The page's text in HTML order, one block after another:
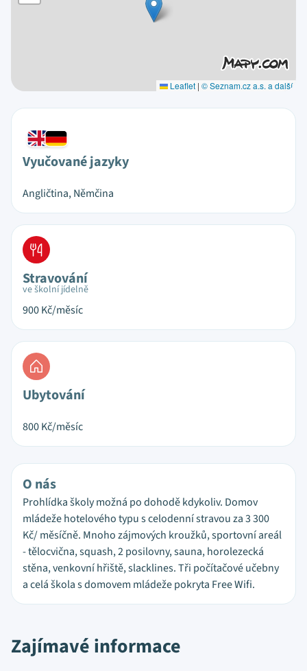
Leaflet | © Seznam.cz a.s. a další
Vyučované jazyky
Angličtina, Němčina
Stravování
ve školní jídelně
900Kč/měsíc
Ubytování
800Kč/měsíc
O nás
Prohlídka školy možná po dohodě kdykoliv. Domov
mládeže hotelového typu s celodenní stravou za 3 300
Kč/ měsíčně. Mnoho zájmových kroužků, sportovní areál
- tělocvična, squash, 2 posilovny, sauna, horolezecká
stěna, venkovní hřiště, slacklines. Tři počítačové učebny
a celá škola s domovem mládeže pokryta Free Wifi.
Zajímavé informace